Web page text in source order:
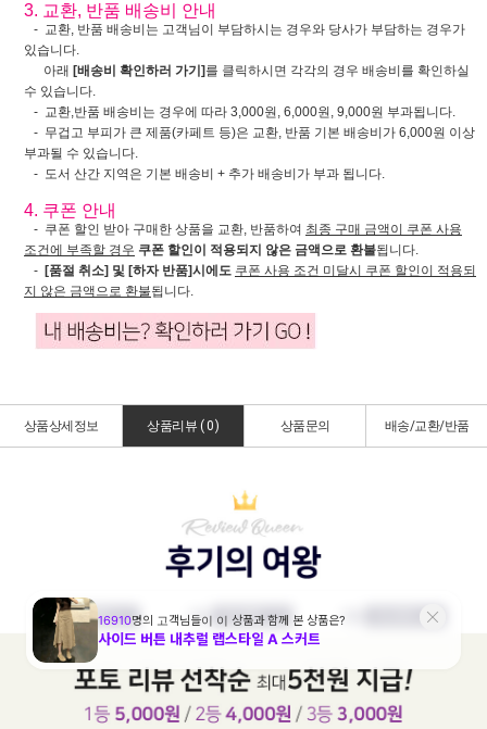
3. 교환, 반품 배송비 안내
- 교환, 반품 배송비는 고객님이 부담하시는 경우와 당사가 부담하는 경우가
있습니다.
아래 [배송비 확인하러 가기] 를 클릭하시면 각각의 경우 배송비를 확인하실
수 있습니다.
- 교환,반품 배송비는 경우에 따라 3,000원, 6,000원, 9,000원 부과됩니다.
- 무겁고 부피가 큰 제품(카페트 등)은 교환, 반품 기본 배송비가 6,000원 이상
부과될 수 있습니다.
- 도서 산간 지역은 기본 배송비 + 추가 배송비가 부과 됩니다.
4. 쿠폰 안내
- 쿠폰 할인 받아 구매한 상품을 교환, 반품하여 최종 구매 금액이 쿠폰 사용
조건에 부족할 경우 쿠폰 할인이 적용되지 않은 금액으로 환불됩니다.
- [품절 취소] 및 [하자 반품]시에도 쿠폰 사용 조건 미달시 쿠폰 할인이 적용되
지 않은 금액으로 환불됩니다.
상품상세정보 상품리뷰 ( 0) 상품문의 배송/교환/반품